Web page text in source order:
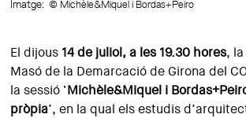
Imatge: © Michèle&Miquel i Bordas+Peiro
El dijous 14 de juliol, a les 19.30 hores,
Masó de la Demarcació de Girona del
la sessió ‘Michèle&Miquel i
pròpia’, en la qual els estudis